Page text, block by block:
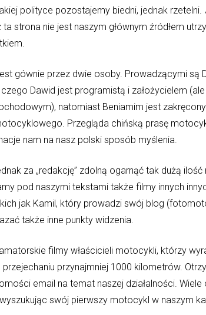
polityce pozostajemy biedni, jednak rzetelni.
strona nie jest naszym głównym źródłem
gównie przez dwie osoby. Prowadzącymi są
czego Dawid jest programistą i założycielem
natomiast Beniamim jest
Przegląda chińską prasę
nam na nasz polski sposób myślenia.
za „redakcję” zdolną ogarnąć tak dużą
pod naszymi tekstami także filmy innych
jak Kamil, który prowadzi swój blog
także inne punkty widzenia.
filmy właścicieli motocykli, którzy
przynajmniej 1000 kilometrów.
email na temat naszej działalności. Wiele
swój pierwszy motocykl w naszym